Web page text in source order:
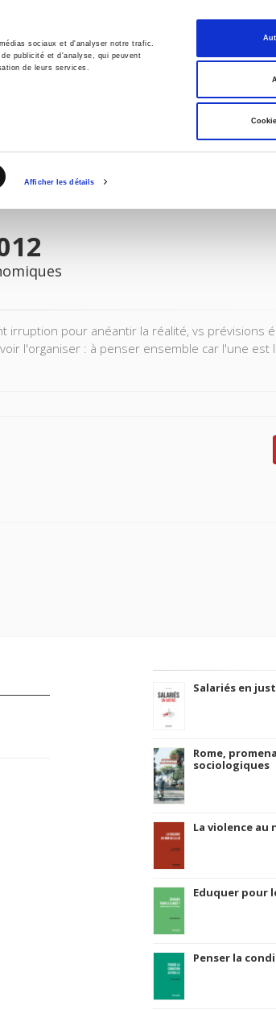
sociaux et d'analyser notre trafic.
publicité et d'analyse, qui peuvent
de leurs services.
Afficher les détails
Français
irruption pour anéantir la réalité, vs prévisions
l'organiser : à penser ensemble car l'une est
Salariés en
Rome,
sociologiques
La violence au
Eduquer pour
Penser la